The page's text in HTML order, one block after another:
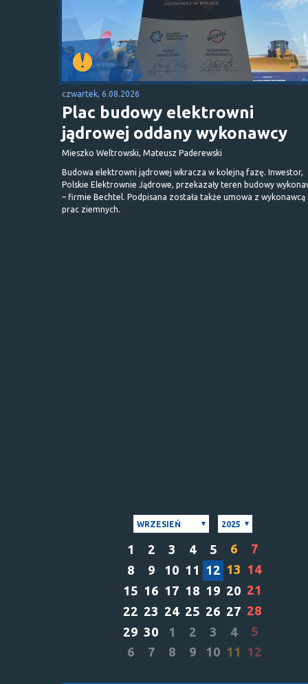
czwartek, 6.08.2026
Plac budowy elektrowni
jądrowej oddany wykonawcy
Mieszko Weltrowski, Mateusz Paderewski
Budowa elektrowni jądrowej wkracza w kolejną fazę. Inwestor,
Polskie Elektrownie Jądrowe, przekazały teren budowy
– firmie Bechtel. Podpisana została także umowa z wykonawcą
prac ziemnych.
WRZESIEŃ 2025
1 2 3 4 5 6
7
8
9 10 11 12 13 14
15 16 17 18 19 20 21
22 23 24 25 26 27 28
29 30 1 2 3 4
5
6
7 8 9 10 11 12